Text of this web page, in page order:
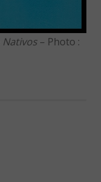
Nativos – Photo :